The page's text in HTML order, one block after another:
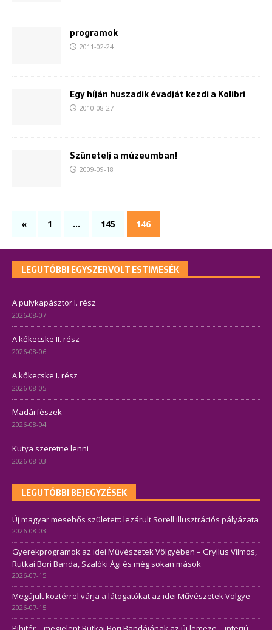
programok
2011-02-24
Egy híján huszadik évadját kezdi a Kolibri
2010-08-27
Szünetelj a múzeumban!
2009-09-18
« 1 … 145 146
LEGUTÓBBI EGYSZERVOLT ESTIMESÉK
A pulykapásztor I. rész
2026-08-07
A kőkecske II. rész
2026-08-06
A kőkecske I. rész
2026-08-05
Madárfészek
2026-08-04
Kutya szeretne lenni
2026-08-03
LEGUTÓBBI BEJEGYZÉSEK
Új magyar mesehős született: lezárult Sorell illusztrációs pályázata
2026-08-03
Gyerekprogramok az idei Művészetek Völgyében – Gryllus Vilmos,
Rutkai Bori Banda, Szalóki Ági és még sokan mások
2026-07-15
Megújult köztérrel várja a látogatókat az idei Művészetek Völgye
2026-07-15